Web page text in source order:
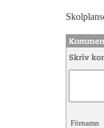
Förnamn